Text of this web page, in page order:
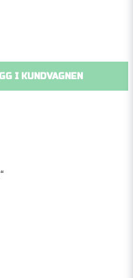
I KUNDVAGNEN